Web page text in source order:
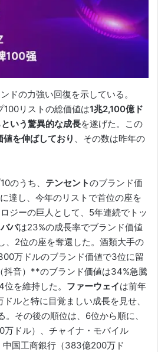
ドの力強い回復を示している。
リストの総価値は1兆2,100億ド
いう驚異的な成長を遂げた。この
を伸ばしており 、その数は昨年の
のうち、 テンセントのブランド価
達し、今年のリストで首位の座を
ジーの巨人として、5年連続でトッ
バは23%の成長率でブランド価値
、2位の座を奪還した。酒類大手の
万ドルのブランド価値で3位に留
音）**のブランド価値は34%急騰
を維持した。 ファーウェイは前年
ルと特に目覚ましい成長を見せ、
その後の順位は、6位から順に、
ドル）、チャイナ・モバイル
中国工商銀行（383億200万ド